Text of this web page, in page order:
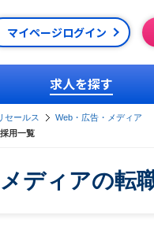
マイページログイン
求人を探す
セールス
Web・広告・メディア
用一覧
ディアの転